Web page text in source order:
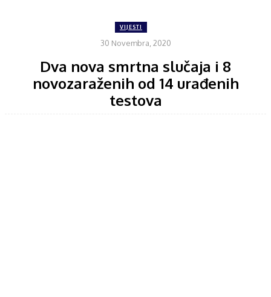
VIJESTI
30 Novembra, 2020
Dva nova smrtna slučaja i 8
novozaraženih od 14 urađenih
testova